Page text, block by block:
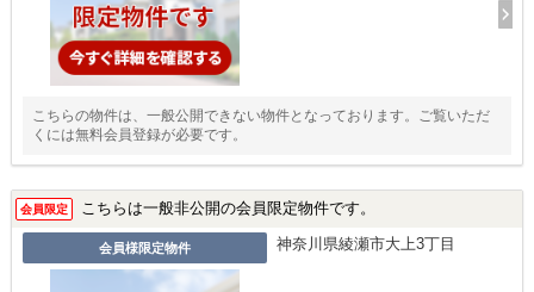
こちらの物件は、一般公開できない物件となっております。ご覧いただ
くには無料会員登録が必要です。
会員限定 こちらは一般非公開の会員限定物件です。
会員様限定物件 神奈川県綾瀬市大上3丁目